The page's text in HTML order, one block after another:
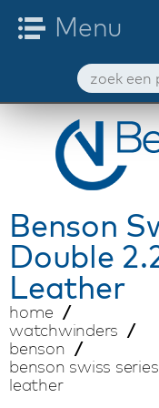
Benson
Double
Leather
home
watchwinders
benson
benson swiss
leather